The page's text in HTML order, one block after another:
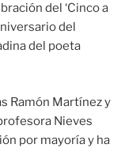
del ‘Cinco a
del
del poeta
Ramón Martínez y
Nieves
por mayoría y ha